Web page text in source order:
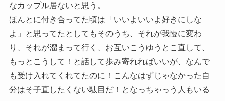
なカップル居ないと思う。
ほんとに付き合ってた頃は「いいよいいよ好きにしな
よ」と思ってたとしてもそのうち、それが我慢に変わ
り、それが溜まって行く、お互いこうゆうとこ直して、
もっとこうして！と話して歩み寄れればいいが、なんで
も受け入れてくれてたのに！こんなはずじゃなかった自
分はそ子直したくない駄目だ！となっちゃっう人もいる